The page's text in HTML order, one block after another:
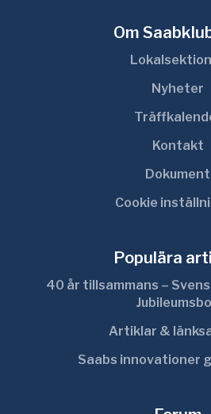
Om
Nyheter
Kontakt
Dokument
Cookie
Populära
40 år tillsammans –
Artiklar &
Saabs innovationer